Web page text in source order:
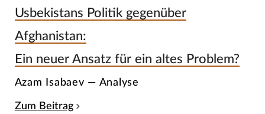
Usbekistans Politik gegenüber
Afghanistan:
Ein neuer Ansatz für ein altes Problem?
Azam Isabaev — Analyse
Zum Beitrag